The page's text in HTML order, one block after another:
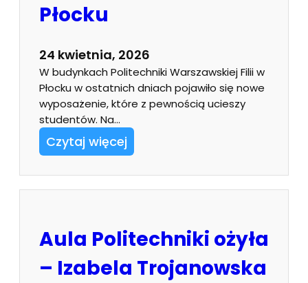
Płocku
24 kwietnia, 2026
W budynkach Politechniki Warszawskiej Filii w
Płocku w ostatnich dniach pojawiło się nowe
wyposażenie, które z pewnością ucieszy
studentów. Na…
Czytaj więcej
Aula Politechniki ożyła
– Izabela Trojanowska